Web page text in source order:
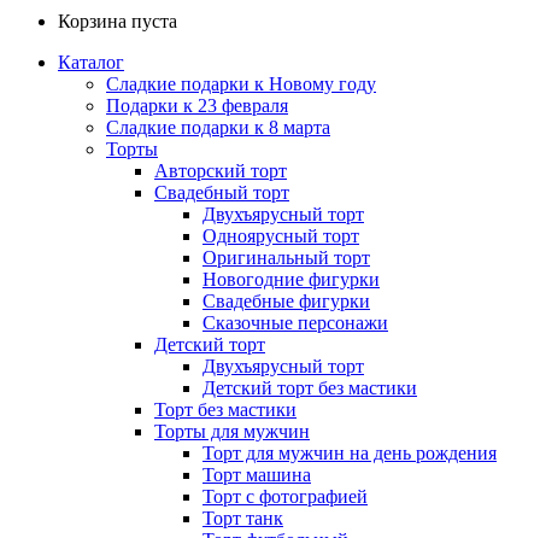
Корзина пуста
Каталог
Сладкие подарки к Новому году
Подарки к 23 февраля
Сладкие подарки к 8 марта
Торты
Авторский торт
Свадебный торт
Двухъярусный торт
Одноярусный торт
Оригинальный торт
Новогодние фигурки
Свадебные фигурки
Сказочные персонажи
Детский торт
Двухъярусный торт
Детский торт без мастики
Торт без мастики
Торты для мужчин
Торт для мужчин на день рождения
Торт машина
Торт с фотографией
Торт танк